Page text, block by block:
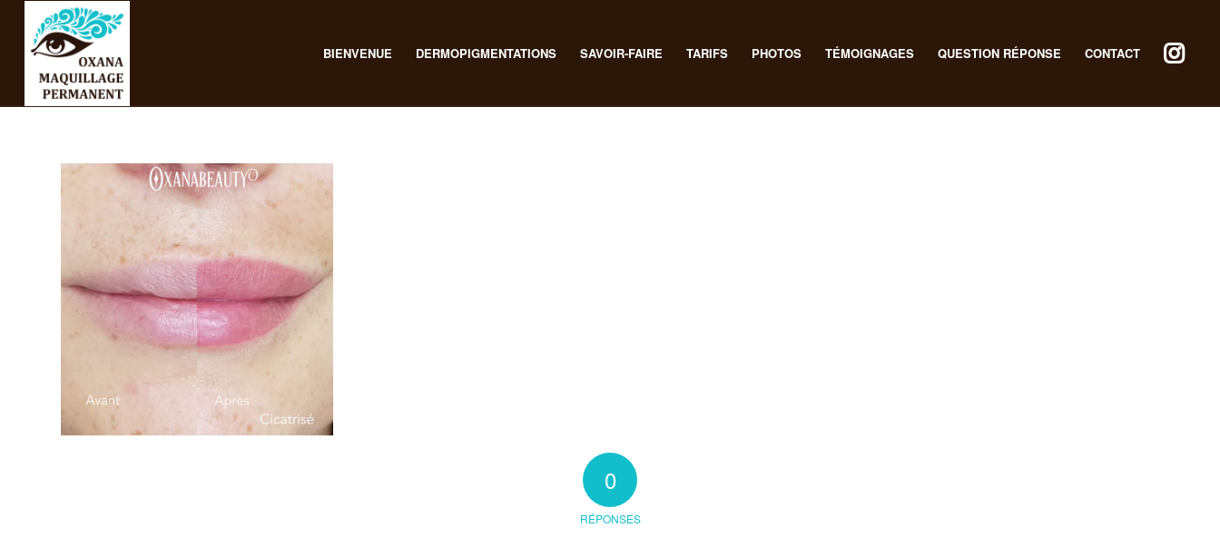
BIENVENUE DERMOPIGMENTATIONS SAVOIR-FAIRE TARIFS PHOTOS TÉMOIGNAGES QUESTION RÉPONSE CONTACT
0
RÉPONSES